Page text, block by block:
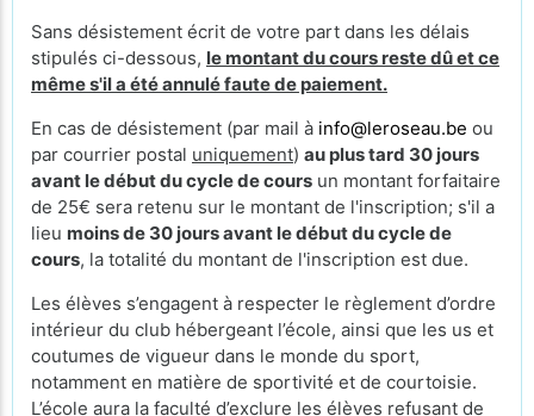
Sans désistement écrit de votre part dans les délais
stipulés ci-dessous, le montant du cours reste dû et ce
même s'il a été annulé faute de paiement.
En cas de désistement (par mail à info@leroseau.be ou
par courrier postal uniquement) au plus tard 30 jours
avant le début du cycle de cours un montant forfaitaire
de 25€ sera retenu sur le montant de l'inscription; s'il a
lieu moins de 30 jours avant le début du cycle de
cours, la totalité du montant de l'inscription est due.
Les élèves s’engagent à respecter le règlement d’ordre
intérieur du club hébergeant l’école, ainsi que les us et
coutumes de vigueur dans le monde du sport,
notamment en matière de sportivité et de courtoisie.
L’école aura la faculté d’exclure les élèves refusant de